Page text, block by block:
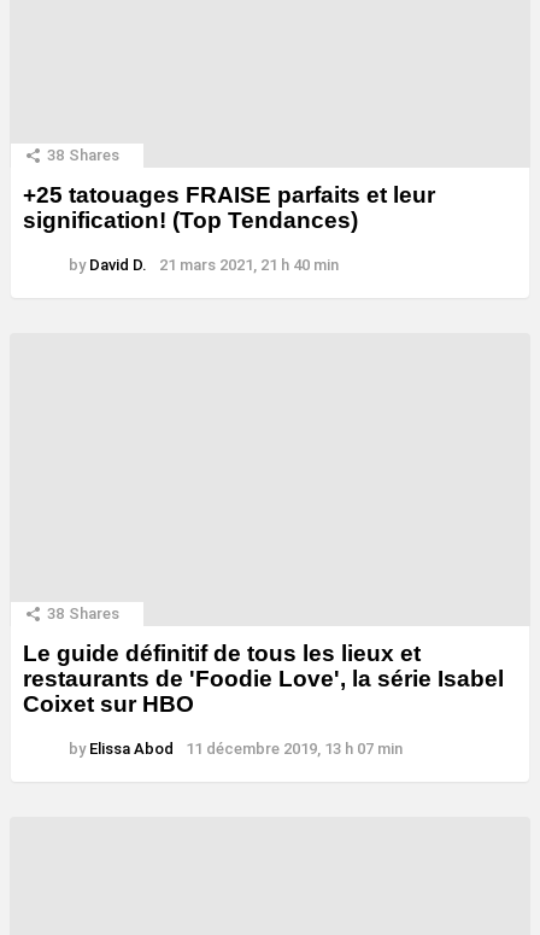
38 Shares
+25 tatouages ​​FRAISE parfaits et leur
signification! (Top Tendances)
by David D. 21 mars 2021, 21 h 40 min
38 Shares
Le guide définitif de tous les lieux et
restaurants de 'Foodie Love', la série Isabel
Coixet sur HBO
by Elissa Abod 11 décembre 2019, 13 h 07 min